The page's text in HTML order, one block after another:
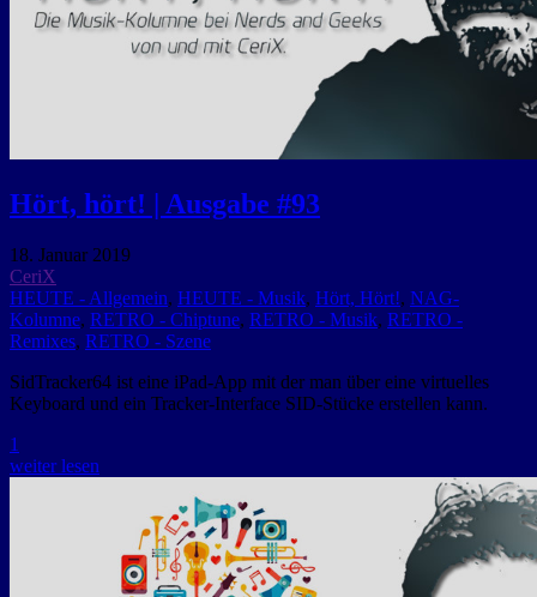
Hört, hört! | Ausgabe #93
18. Januar 2019
CeriX
HEUTE - Allgemein, HEUTE - Musik, Hört, Hört!, NAG-
Kolumne, RETRO - Chiptune, RETRO - Musik, RETRO -
Remixes, RETRO - Szene
SidTracker64 ist eine iPad-App mit der man über eine virtuelles
Keyboard und ein Tracker-Interface SID-Stücke erstellen kann.
1
weiter lesen